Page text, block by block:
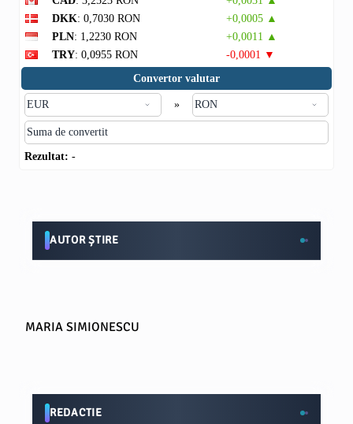
DKK: 0,7030 RON
+0,0005 ▲
PLN: 1,2230 RON
+0,0011 ▲
TRY: 0,0955 RON
-0,0001 ▼
Convertor valutar
»
Rezultat: -
AUTOR ȘTIRE
MARIA SIMIONESCU
REDACTIE